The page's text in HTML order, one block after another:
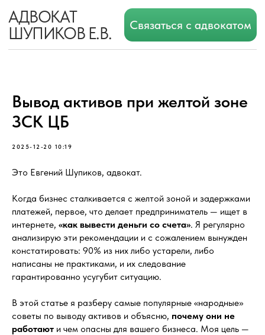
АДВОКАТ
ШУПИКОВ Е.В.
Связаться с адвокатом
Вывод активов при желтой зоне
ЗСК ЦБ
2025-12-20 10:19
Это Евгений Шупиков, адвокат.
Когда бизнес сталкивается с желтой зоной и задержками
платежей, первое, что делает предприниматель — ищет в
интернете, «как вывести деньги со счета». Я регулярно
анализирую эти рекомендации и с сожалением вынужден
констатировать: 90% из них либо устарели, либо
написаны не практиками, и их следование
гарантированно усугубит ситуацию.
В этой статье я разберу самые популярные «народные»
советы по выводу активов и объясню, почему они не
работают и чем опасны для вашего бизнеса. Моя цель —